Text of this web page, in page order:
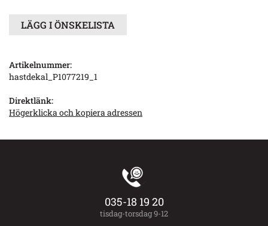
LÄGG I ÖNSKELISTA
Artikelnummer:
hastdekal_P1077219_1
Direktlänk:
Högerklicka och kopiera adressen
035-18 19 20
tisdag-torsdag 9-12